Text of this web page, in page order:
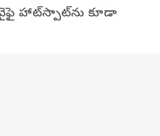
హాట్‌స్పాట్‌ను కూడా